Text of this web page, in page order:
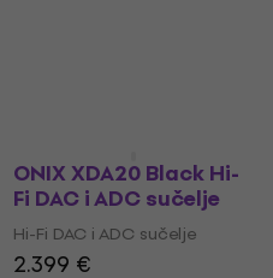
ONIX XDA20 Black Hi-
Fi DAC i ADC sučelje
Hi-Fi DAC i ADC sučelje
2.399 €